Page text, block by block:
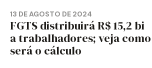
13 DE AGOSTO DE 2024
FGTS distribuirá R$ 15,2 bi
a trabalhadores; veja como
será o cálculo